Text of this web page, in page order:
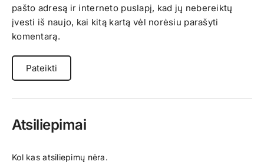
pašto adresą ir interneto puslapį, kad jų nebereiktų
įvesti iš naujo, kai kitą kartą vėl norėsiu parašyti
komentarą.
Atsiliepimai
Kol kas atsiliepimų nėra.